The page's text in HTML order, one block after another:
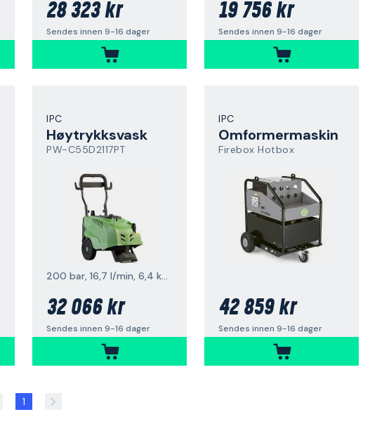
28 323 kr
Sendes innen 9-16 dager
19 756 kr
Sendes innen 9-16 dager
IPC
Høytrykksvask
PW-C55D2117PT
200 bar, 16,7 l/min, 6,4 kW, 1400 v/min
32 066 kr
Sendes innen 9-16 dager
IPC
Omformermaskin
Firebox Hotbox
42 859 kr
Sendes innen 9-16 dager
1